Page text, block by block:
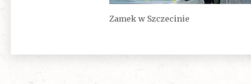
Zamek w Szczecinie